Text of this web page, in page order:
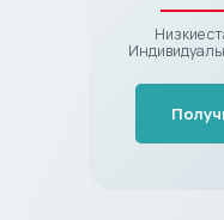
Низкие